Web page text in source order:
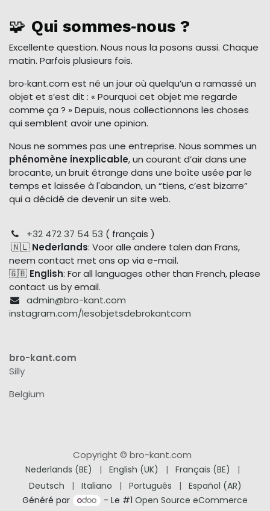
🧩 Qui sommes‑nous ?
Excellente question. Nous nous la posons aussi. Chaque
matin. Parfois plusieurs fois.
bro‑kant.com est né un jour où quelqu’un a ramassé un
objet et s’est dit : « Pourquoi cet objet me regarde
comme ça ? » Depuis, nous collectionnons les choses
qui semblent avoir une opinion.
Nous ne sommes pas une entreprise. Nous sommes un
phénomène inexplicable, un courant d’air dans une
brocante, un bruit étrange dans une boîte usée par le
temps et laissée à l'abandon, un “tiens, c’est bizarre”
qui a décidé de devenir un site web.
+32 472 37 54 53 ( français )
🇳🇱 Nederlands: Voor alle andere talen dan Frans,
neem contact met ons op via e-mail.
🇬🇧 English: For all languages other than French, please
contact us by email.
admin@bro-kant.com
instagram.com/lesobjetsdebrokantcom
bro-kant.com
Silly
Belgium
Copyright © bro-kant.com
Nederlands (BE) | English (UK) | Français (BE)
|
Deutsch
| Italiano | Português |
Español (AR)
Généré par
- Le #1Open Source eCommerce